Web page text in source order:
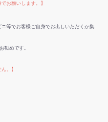
お願いします。】
等でお客様ご自身でお出しいただくか集
勧めです。
。】